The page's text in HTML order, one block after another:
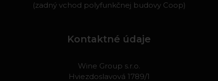
(zadný vchod polyfunkčnej budovy Coop)
Kontaktné údaje
Wine Group s.r.o.
Hviezdoslavová 1789/1